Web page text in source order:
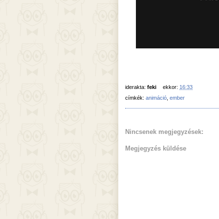
iderakta: feki ekkor: 16:33
címkék: animáció, ember
Nincsenek megjegyzések:
Megjegyzés küldése